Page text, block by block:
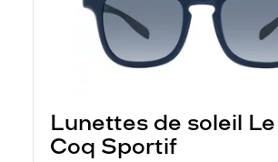
Lunettes de soleil Le
Coq Sportif